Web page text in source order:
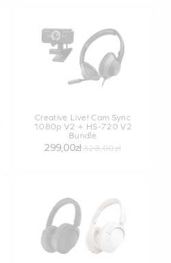
Creative Live! Cam Sync
1080p V2 + HS-720 V2
Bundle
299,00zł328,00zł